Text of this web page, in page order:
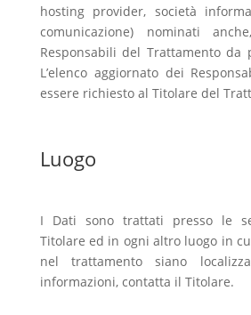
hosting provider, società
comunicazione) nominati
Responsabili del Trattamento da
L’elenco aggiornato dei
essere richiesto al Titolare del
Luogo
I Dati sono trattati presso le
Titolare ed in ogni altro luogo in
nel trattamento siano
informazioni, contatta il Titolare.